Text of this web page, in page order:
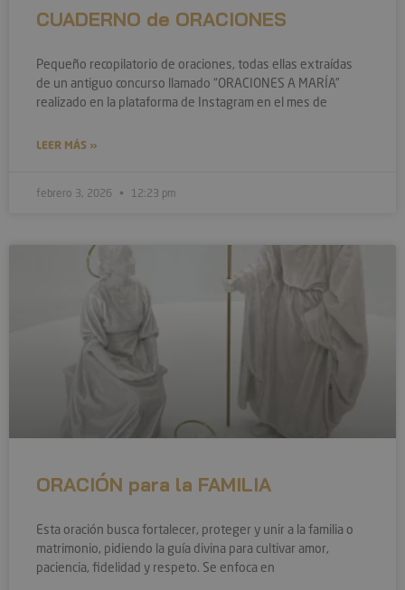
CUADERNO de ORACIONES
Pequeño recopilatorio de oraciones, todas ellas extraídas
de un antiguo concurso llamado “ORACIONES A MARÍA”
realizado en la plataforma de Instagram en el mes de
LEER MÁS »
febrero 3, 2026 12:23 pm
ORACIÓN para la FAMILIA
Esta oración busca fortalecer, proteger y unir a la familia o
matrimonio, pidiendo la guía divina para cultivar amor,
paciencia, fidelidad y respeto. Se enfoca en